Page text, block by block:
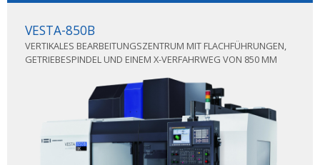
VESTA-850B
VERTIKALES BEARBEITUNGSZENTRUM MIT FLACHFÜHRUNGEN,
GETRIEBESPINDEL UND EINEM X-VERFAHRWEG VON 850 MM